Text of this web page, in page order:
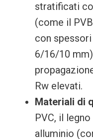
stratificati
(come il
con
6/16/10
Rw elevati.
Materiali di
PVC, il
alluminio